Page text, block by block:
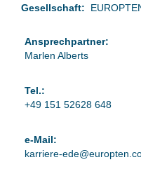
Gesellschaft:
Ansprechpartner:
Marlen Alberts
Tel.:
+49 151 52628 648
e-Mail:
karriere-